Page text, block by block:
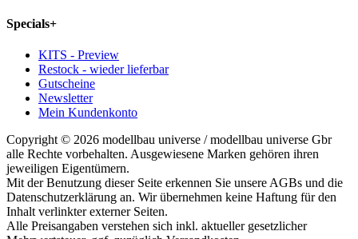
Specials+
KITS - Preview
Restock - wieder lieferbar
Gutscheine
Newsletter
Mein Kundenkonto
Copyright © 2026 modellbau universe / modellbau universe Gbr
alle Rechte vorbehalten. Ausgewiesene Marken gehören ihren
jeweiligen Eigentümern.
Mit der Benutzung dieser Seite erkennen Sie unsere AGBs und die
Datenschutzerklärung an. Wir übernehmen keine Haftung für den
Inhalt verlinkter externer Seiten.
Alle Preisangaben verstehen sich inkl. aktueller gesetzlicher